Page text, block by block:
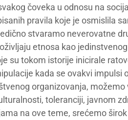
čoveka u odnosu na
pravila koje je osmislila
stvaramo neverovatne
etnosa kao
su tokom istorije inicirale
kada se ovakvi impulsi
organizovanja, možemo
toleranciji, javnom
na ove teme, srećemo